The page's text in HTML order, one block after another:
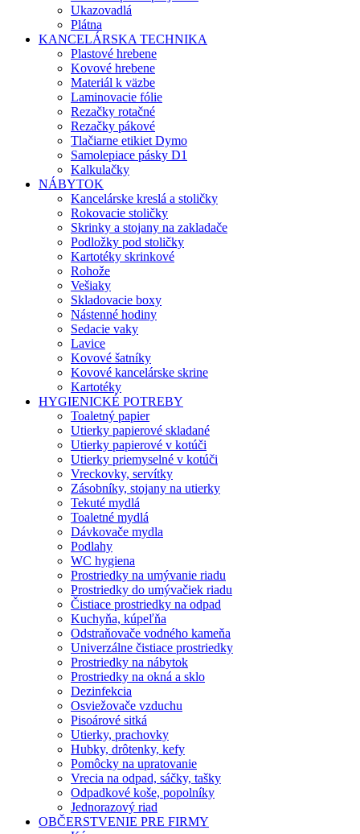
Ukazovadlá
Plátna
KANCELÁRSKA TECHNIKA
Plastové hrebene
Kovové hrebene
Materiál k väzbe
Laminovacie fólie
Rezačky rotačné
Rezačky pákové
Tlačiarne etikiet Dymo
Samolepiace pásky D1
Kalkulačky
NÁBYTOK
Kancelárske kreslá a stoličky
Rokovacie stoličky
Skrinky a stojany na zakladače
Podložky pod stoličky
Kartotéky skrinkové
Rohože
Vešiaky
Skladovacie boxy
Nástenné hodiny
Sedacie vaky
Lavice
Kovové šatníky
Kovové kancelárske skrine
Kartotéky
HYGIENICKÉ POTREBY
Toaletný papier
Utierky papierové skladané
Utierky papierové v kotúči
Utierky priemyselné v kotúči
Vreckovky, servítky
Zásobníky, stojany na utierky
Tekuté mydlá
Toaletné mydlá
Dávkovače mydla
Podlahy
WC hygiena
Prostriedky na umývanie riadu
Prostriedky do umývačiek riadu
Čistiace prostriedky na odpad
Kuchyňa, kúpeľňa
Odstraňovače vodného kameňa
Univerzálne čistiace prostriedky
Prostriedky na nábytok
Prostriedky na okná a sklo
Dezinfekcia
Osviežovače vzduchu
Pisoárové sitká
Utierky, prachovky
Hubky, drôtenky, kefy
Pomôcky na upratovanie
Vrecia na odpad, sáčky, tašky
Odpadkové koše, popolníky
Jednorazový riad
OBČERSTVENIE PRE FIRMY